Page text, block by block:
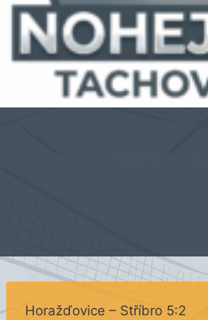
Horažďovice – Stříbro 5:2